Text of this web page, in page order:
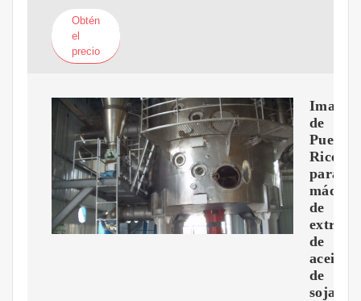
Obtén
el
precio
Imagen
de
Puerto
Rico
para
de
de
aceite
de
soja